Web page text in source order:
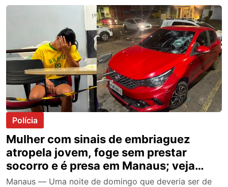
Polícia
Mulher com sinais de embriaguez
atropela jovem, foge sem prestar
socorro e é presa em Manaus; veja
vídeo
Manaus — Uma noite de domingo que deveria ser de